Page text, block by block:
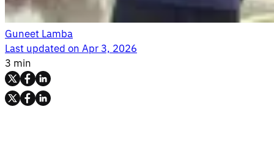
Guneet Lamba
Last updated onApr 3, 2026
3 min